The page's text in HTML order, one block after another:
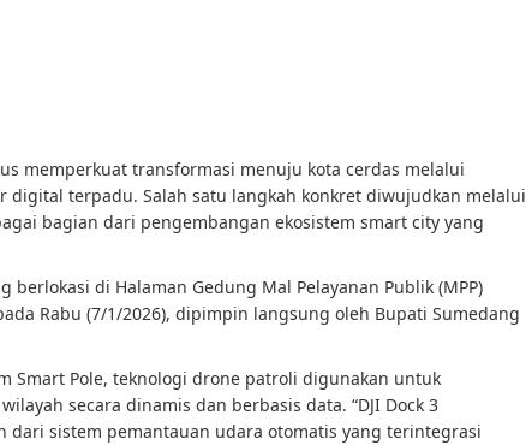
memperkuat transformasi menuju kota cerdas melalui
digital terpadu. Salah satu langkah konkret diwujudkan melalui
bagian dari pengembangan ekosistem smart city yang
berlokasi di Halaman Gedung Mal Pelayanan Publik (MPP)
Rabu (7/1/2026), dipimpin langsung oleh Bupati Sumedang
Smart Pole, teknologi drone patroli digunakan untuk
secara dinamis dan berbasis data. “DJI Dock 3
dari sistem pemantauan udara otomatis yang terintegrasi